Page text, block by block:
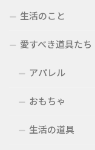
生活のこと
愛すべき道具たち
アパレル
おもちゃ
生活の道具